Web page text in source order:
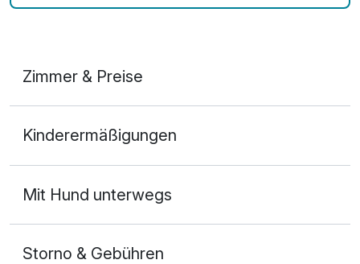
Zimmer & Preise
2 Erwachsene und 1 Kind
Kinderermäßigungen
Mit Hund unterwegs
Storno & Gebühren